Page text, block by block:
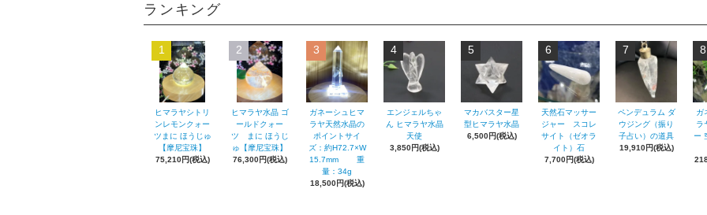
ランキング
1
ヒマラヤシトリ
ンレモンクォー
ツまに ほうじゅ
【摩尼宝珠】
75,210円(税込)
2
ヒマラヤ水晶 ゴ
ールドクォー
ツ まに ほうじ
ゅ【摩尼宝珠】
76,300円(税込)
3
ガネーシュヒマ
ラヤ天然水晶の
ポイントサイ
ズ：約H72.7×W
15.7mm 重
量：34g
18,500円(税込)
4
エンジェルちゃ
ん ヒマラヤ水晶
天使
3,850円(税込)
5
マカバスター星
型ヒマラヤ水晶
6,500円(税込)
6
天然石マッサー
ジャー スコレ
サイト（ゼオラ
イト）石
7,700円(税込)
7
ペンデュラム ダ
ウジング（振り
子占い）の道具
19,910円(税込)
8
ガ
ラ
ー